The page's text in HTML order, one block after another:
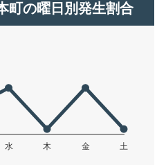
町の曜日別発生割合